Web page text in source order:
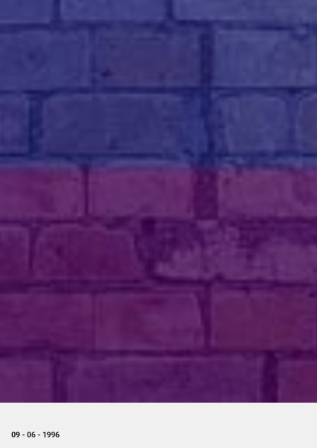
09 - 06 - 1996